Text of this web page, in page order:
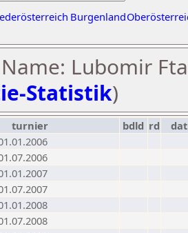
Burgenland
Lubomir
Statistik)
turnier bdld rd